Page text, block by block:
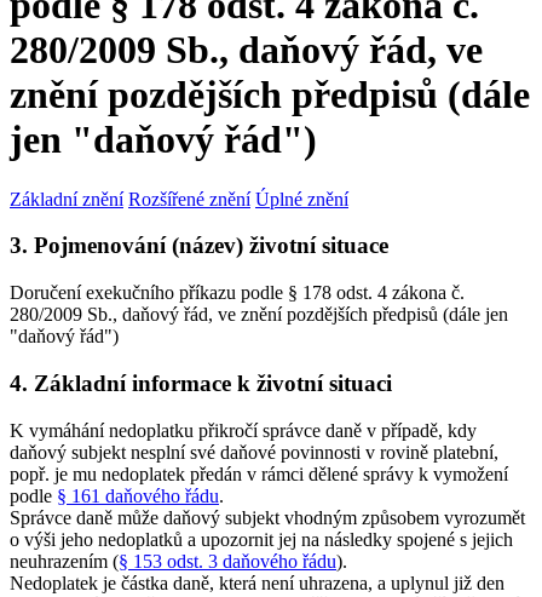
280/2009 Sb., daňový řád, ve
znění pozdějších předpisů (dále
jen "daňový řád")
Základní znění Rozšířené znění Úplné znění
3. Pojmenování (název) životní situace
Doručení exekučního příkazu podle § 178 odst. 4 zákona č.
280/2009 Sb., daňový řád, ve znění pozdějších předpisů (dále jen
"daňový řád")
4. Základní informace k životní situaci
K vymáhání nedoplatku přikročí správce daně v případě, kdy
daňový subjekt nesplní své daňové povinnosti v rovině platební,
popř. je mu nedoplatek předán v rámci dělené správy k vymožení
podle § 161 daňového řádu.
Správce daně může daňový subjekt vhodným způsobem vyrozumět
o výši jeho nedoplatků a upozornit jej na následky spojené s jejich
neuhrazením (§ 153 odst. 3 daňového řádu).
Nedoplatek je částka daně, která není uhrazena, a uplynul již den